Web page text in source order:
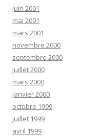
juin 2001
mai 2001
mars 2001
novembre 2000
septembre 2000
juillet 2000
mars 2000
janvier 2000
octobre 1999
juillet 1999
avril 1999